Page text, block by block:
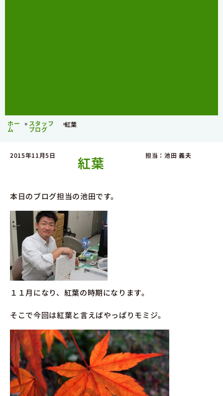
ホー
ム
» スタッフ
ブログ
»紅葉
2015年11月5日 紅葉 担当：池田 義夫
本日のブログ担当の池田です。
１１月になり、紅葉の時期になります。
そこで今回は紅葉と言えばやっぱりモミジ。